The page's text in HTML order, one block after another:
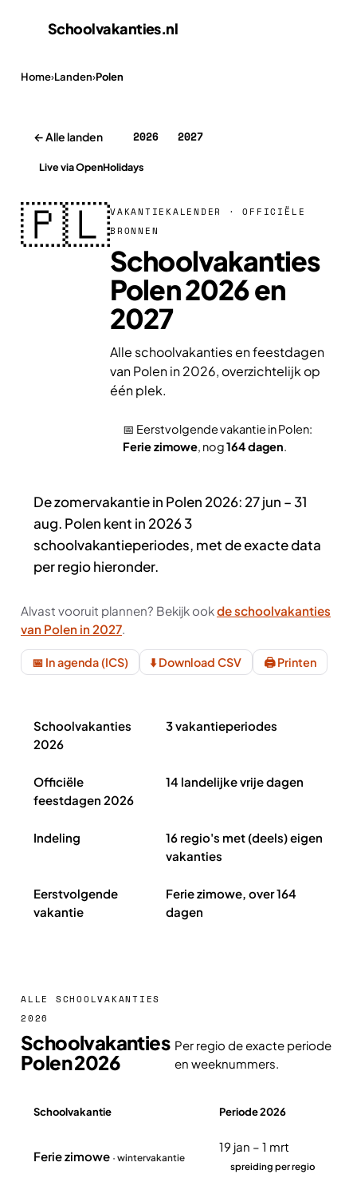
Schoolvakanties.nl
Home›Landen›Polen
← Alle landen 2026 2027
Live via OpenHolidays
🇵🇱VAKANTIEKALENDER · OFFICIËLE
BRONNEN
Schoolvakanties
Polen 2026 en
2027
Alle schoolvakanties en feestdagen
van Polen in 2026, overzichtelijk op
één plek.
📅 Eerstvolgende vakantie in Polen:
Ferie zimowe, nog164 dagen.
De zomervakantie in Polen 2026: 27 jun – 31
aug. Polen kent in 2026 3
schoolvakantieperiodes, met de exacte data
per regio hieronder.
Alvast vooruit plannen? Bekijk ookde schoolvakanties
van Polen in 2027.
📅 In agenda (ICS) ⬇️ Download CSV 🖨️ Printen
Schoolvakanties
2026
3 vakantieperiodes
Officiële
feestdagen 2026
14 landelijke vrije dagen
Indeling
16 regio's met (deels) eigen
vakanties
Eerstvolgende
vakantie
Ferie zimowe, over 164
dagen
ALLE SCHOOLVAKANTIES
2026
Schoolvakanties
Polen 2026
Per regio de exacte periode
en weeknummers.
Schoolvakantie Periode 2026
Ferie zimowe · wintervakantie
19 jan – 1 mrt
spreiding per regio